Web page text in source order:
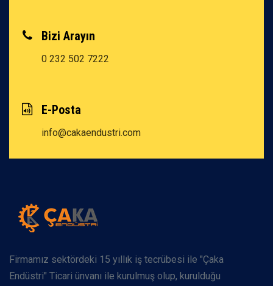
Bizi Arayın
0 232 502 7222
E-Posta
info@cakaendustri.com
Firmamız sektördeki 15 yıllık iş tecrübesi ile "Çaka
Endüstri" Ticari ünvanı ile kurulmuş olup, kurulduğu